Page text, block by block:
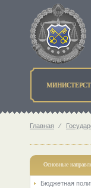
Главная ⁄
Основные
Бюджетная